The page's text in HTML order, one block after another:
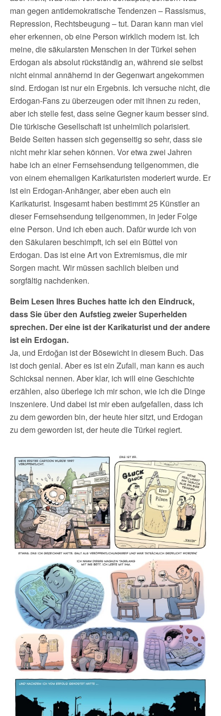
man gegen antidemokratische Tendenzen – Rassismus,
Repression, Rechtsbeugung – tut. Daran kann man viel
eher erkennen, ob eine Person wirklich modern ist. Ich
meine, die säkularsten Menschen in der Türkei sehen
Erdogan als absolut rückständig an, während sie selbst
nicht einmal annähernd in der Gegenwart angekommen
sind. Erdogan ist nur ein Ergebnis. Ich versuche nicht, die
Erdogan-Fans zu überzeugen oder mit ihnen zu reden,
aber ich stelle fest, dass seine Gegner kaum besser sind.
Die türkische Gesellschaft ist unheimlich polarisiert.
Beide Seiten hassen sich gegenseitig so sehr, dass sie
nicht mehr klar sehen können. Vor etwa zwei Jahren
habe ich an einer Fernsehsendung teilgenommen, die
von einem ehemaligen Karikaturisten moderiert wurde. Er
ist ein Erdogan-Anhänger, aber eben auch ein
Karikaturist. Insgesamt haben bestimmt 25 Künstler an
dieser Fernsehsendung teilgenommen, in jeder Folge
eine Person. Und ich eben auch. Dafür wurde ich von
den Säkularen beschimpft, ich sei ein Büttel von
Erdogan. Das ist eine Art von Extremismus, die mir
Sorgen macht. Wir müssen sachlich bleiben und
sorgfältig nachdenken.
Beim Lesen Ihres Buches hatte ich den Eindruck,
dass Sie über den Aufstieg zweier Superhelden
sprechen. Der eine ist der Karikaturist und der andere
ist ein Erdogan.
Ja, und Erdoğan ist der Bösewicht in diesem Buch. Das
ist doch genial. Aber es ist ein Zufall, man kann es auch
Schicksal nennen. Aber klar, ich will eine Geschichte
erzählen, also überlege ich mir schon, wie ich die Dinge
inszeniere. Und dabei ist mir eben aufgefallen, dass ich
zu dem geworden bin, der heute hier sitzt, und Erdogan
zu dem geworden ist, der heute die Türkei regiert.